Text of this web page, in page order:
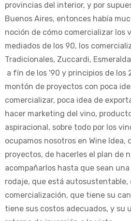
provincias del interior, y por
Buenos Aires, entonces había
noción de cómo comercializar los
mediados de los 90, los
Tradicionales, Zuccardi,
a fín de los '90 y principios de los
montón de proyectos con poca
comercializar, poca idea de
hacer marketing del vino,
aspiracional, sobre todo por los
ocupamos nosotros en Wine Idea,
proyectos, de hacerles el plan de
acompañarlos hasta que sean
rodaje, que está autosustentable,
comercialización, que tiene su
tiene sus costos adecuados, y su